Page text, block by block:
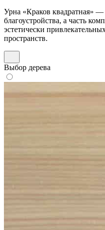
Урна «Краков квадратная» —
благоустройства, а часть
эстетически
пространств.
Выбор дерева